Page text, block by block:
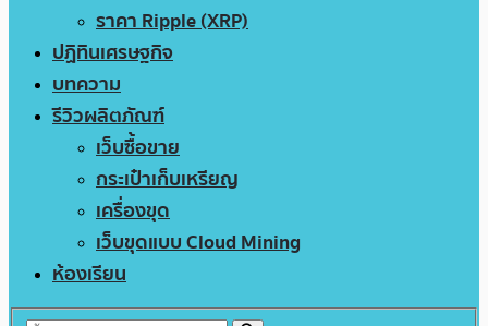
ราคา Ripple (XRP)
ปฏิทินเศรษฐกิจ
บทความ
รีวิวผลิตภัณฑ์
เว็บซื้อขาย
กระเป๋าเก็บเหรียญ
เครื่องขุด
เว็บขุดแบบ Cloud Mining
ห้องเรียน